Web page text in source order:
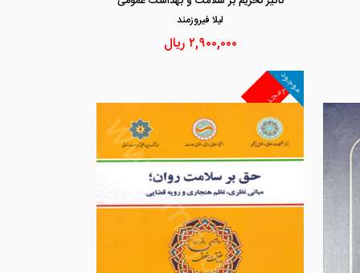
ليلا فيروزمند
۲,۹۰۰,۰۰۰ریال
غیرمجد
موجود